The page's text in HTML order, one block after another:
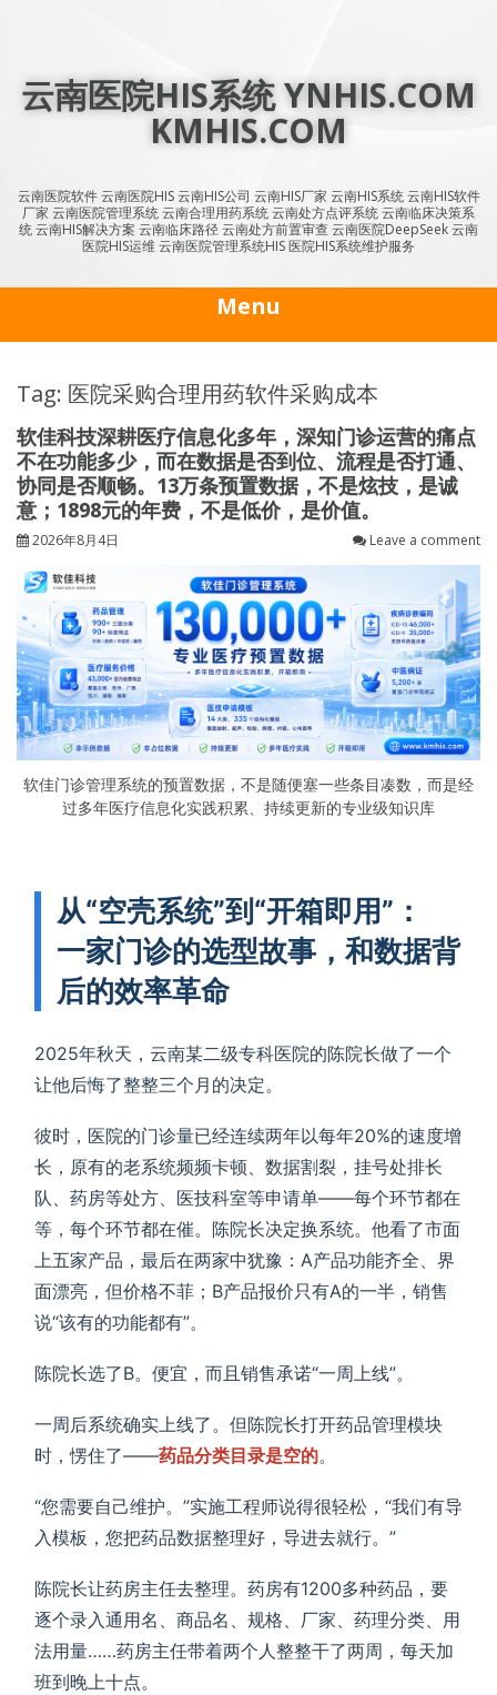
云南医院HIS系统 YNHIS.COM
KMHIS.COM
云南医院软件 云南医院HIS 云南HIS公司 云南HIS厂家 云南HIS系统 云南HIS软件
厂家 云南医院管理系统 云南合理用药系统 云南处方点评系统 云南临床决策系
统 云南HIS解决方案 云南临床路径 云南处方前置审查 云南医院DeepSeek 云南
医院HIS运维 云南医院管理系统HIS 医院HIS系统维护服务
Menu
Tag: 医院采购合理用药软件采购成本
软佳科技深耕医疗信息化多年，深知门诊运营的痛点
不在功能多少，而在数据是否到位、流程是否打通、
协同是否顺畅。13万条预置数据，不是炫技，是诚
意；1898元的年费，不是低价，是价值。
2026年8月4日 Leave a comment
软佳门诊管理系统的预置数据，不是随便塞一些条目凑数，而是经
过多年医疗信息化实践积累、持续更新的专业级知识库
从“空壳系统”到“开箱即用”：
一家门诊的选型故事，和数据背
后的效率革命
2025年秋天，云南某二级专科医院的陈院长做了一个
让他后悔了整整三个月的决定。
彼时，医院的门诊量已经连续两年以每年20%的速度增
长，原有的老系统频频卡顿、数据割裂，挂号处排长
队、药房等处方、医技科室等申请单——每个环节都在
等，每个环节都在催。陈院长决定换系统。他看了市面
上五家产品，最后在两家中犹豫：A产品功能齐全、界
面漂亮，但价格不菲；B产品报价只有A的一半，销售
说“该有的功能都有”。
陈院长选了B。便宜，而且销售承诺“一周上线”。
一周后系统确实上线了。但陈院长打开药品管理模块
时，愣住了——药品分类目录是空的。
“您需要自己维护。”实施工程师说得很轻松，“我们有导
入模板，您把药品数据整理好，导进去就行。”
陈院长让药房主任去整理。药房有1200多种药品，要
逐个录入通用名、商品名、规格、厂家、药理分类、用
法用量……药房主任带着两个人整整干了两周，每天加
班到晚上十点。